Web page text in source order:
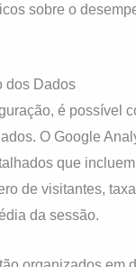
sobre o
dos Dados
é possível
O Google
que
de visitantes,
da sessão.